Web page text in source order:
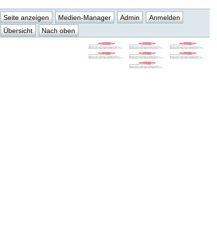
Seite anzeigen Medien-Manager Admin
Anmelden
Übersicht
Nach oben